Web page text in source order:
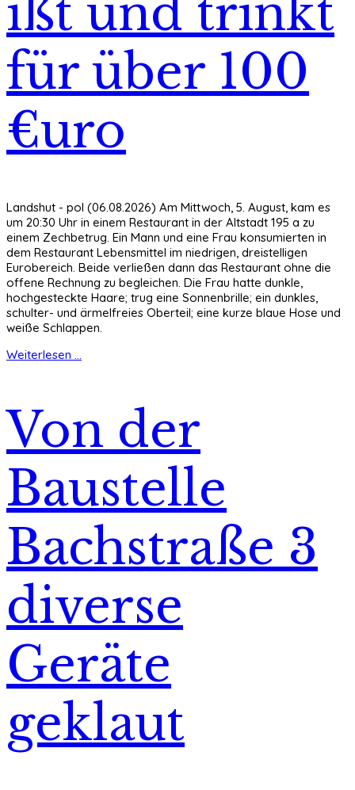
ißt und trinkt
für über 100
€uro
Landshut - pol (06.08.2026) Am Mittwoch, 5. August, kam es
um 20:30 Uhr in einem Restaurant in der Altstadt 195 a zu
einem Zechbetrug. Ein Mann und eine Frau konsumierten in
dem Restaurant Lebensmittel im niedrigen, dreistelligen
Eurobereich. Beide verließen dann das Restaurant ohne die
offene Rechnung zu begleichen. Die Frau hatte dunkle,
hochgesteckte Haare; trug eine Sonnenbrille; ein dunkles,
schulter- und ärmelfreies Oberteil; eine kurze blaue Hose und
weiße Schlappen.
Weiterlesen ...
Von der
Baustelle
Bachstraße 3
diverse
Geräte
geklaut